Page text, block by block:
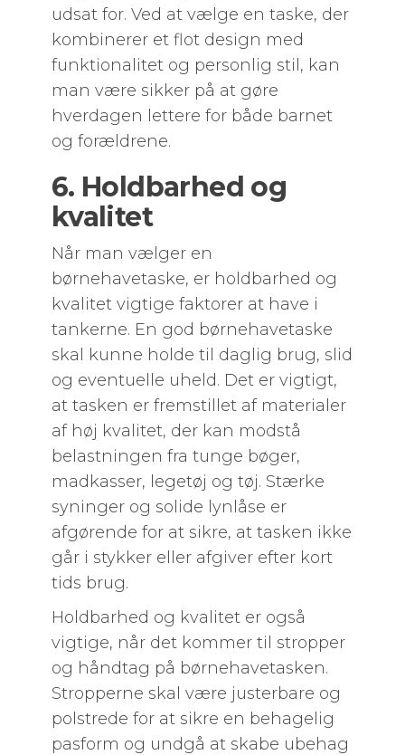
udsat for. Ved at vælge en taske, der
kombinerer et flot design med
funktionalitet og personlig stil, kan
man være sikker på at gøre
hverdagen lettere for både barnet
og forældrene.
6. Holdbarhed og
kvalitet
Når man vælger en
børnehavetaske, er holdbarhed og
kvalitet vigtige faktorer at have i
tankerne. En god børnehavetaske
skal kunne holde til daglig brug, slid
og eventuelle uheld. Det er vigtigt,
at tasken er fremstillet af materialer
af høj kvalitet, der kan modstå
belastningen fra tunge bøger,
madkasser, legetøj og tøj. Stærke
syninger og solide lynlåse er
afgørende for at sikre, at tasken ikke
går i stykker eller afgiver efter kort
tids brug.
Holdbarhed og kvalitet er også
vigtige, når det kommer til stropper
og håndtag på børnehavetasken.
Stropperne skal være justerbare og
polstrede for at sikre en behagelig
pasform og undgå at skabe ubehag